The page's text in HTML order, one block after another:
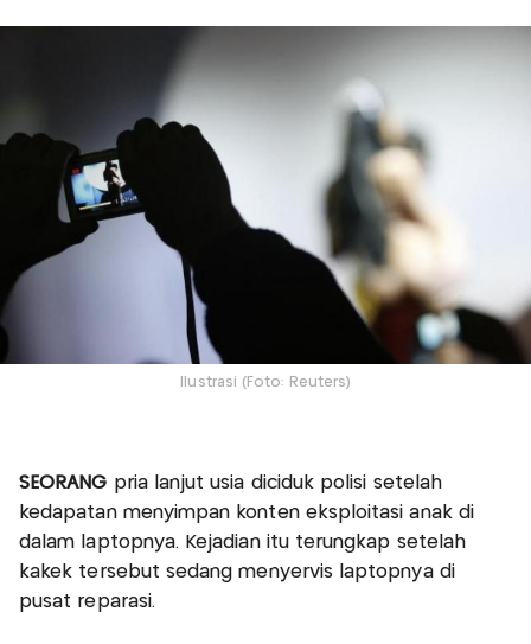
Ilustrasi (Foto: Reuters)
SEORANG pria lanjut usia diciduk polisi setelah
kedapatan menyimpan konten eksploitasi anak di
dalam laptopnya. Kejadian itu terungkap setelah
kakek tersebut sedang menyervis laptopnya di
pusat reparasi.